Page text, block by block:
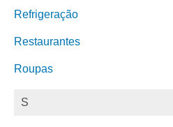
Refrigeração
Restaurantes
Roupas
S